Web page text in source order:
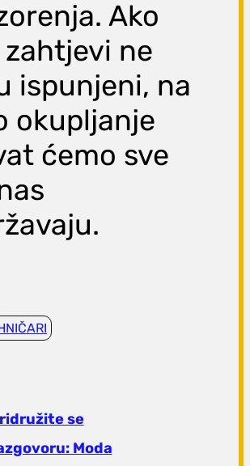
Ako
zahtjevi ne
ispunjeni, na
okupljanje
ćemo sve
se
Moda